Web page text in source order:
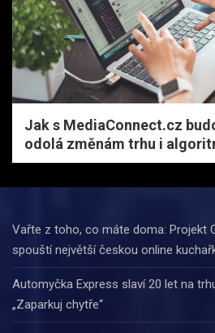
Jak s MediaConnect.cz
odolá změnám trhu i
Vařte z toho, co máte doma: Projekt
spouští největší českou online
Automyčka Express slaví 20 let na
„Zaparkuj chytře“